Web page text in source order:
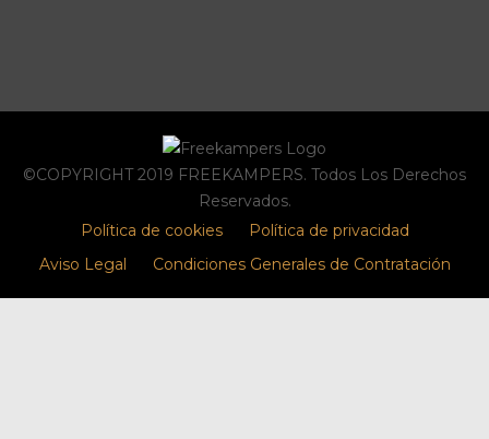
©COPYRIGHT 2019 FREEKAMPERS. Todos Los Derechos
Reservados.
Política de cookies
Política de privacidad
Aviso Legal
Condiciones Generales de Contratación